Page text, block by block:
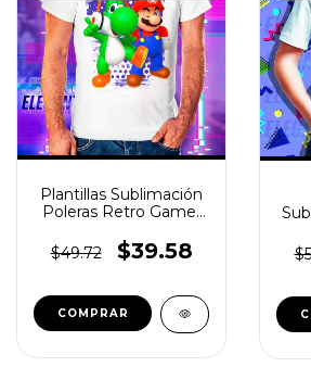
Plantillas Sublimación
Poleras Retro Gamer
$49.72
$39.58